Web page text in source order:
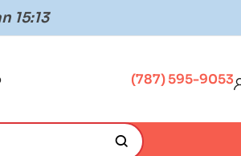
15:13
(787) 595-9053